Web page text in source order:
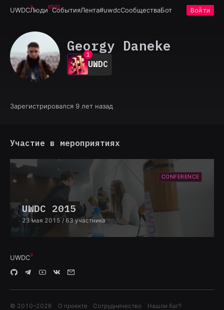
UWDCЛюди6932
СобытияЛента#uwdcСообществаБот Войти
Georgy Daneke
0
1
2
3
6
UWDC
Зарегистрировался 9 лет назад
Участие в мероприятиях
CONFERENCE
UWDC 2015
23 мая 2015 / 63 участника
UWDC
© 2010–2026 О проекте Сотрудничество Нашли баг?